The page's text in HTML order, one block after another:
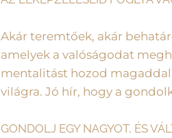
Akár teremtőek, akár
amelyek a valóságodat
mentalitást hozod
világra. Jó hír, hogy a
GONDOLJ EGY NAGYOT, ÉS